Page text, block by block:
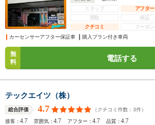
スタッフ
アフター
買取
保証
クチコミ
クーポン
カーセンサーアフター保証車
購入プラン付き車両
無
料
電話する
テックエイツ（株）
総合評価 4.7 （クチコミ件数： 3件）
接客：4.7 雰囲気：4.7 アフター：4.7 品質：4.7